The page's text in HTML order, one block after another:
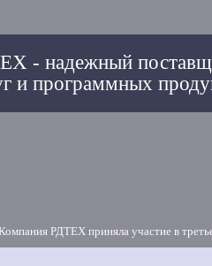
- надежный
и программных
РДТЕХ приняла участие в